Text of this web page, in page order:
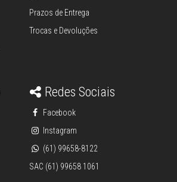
Prazos de Entrega
Trocas e Devoluções
Redes Sociais
Facebook
Instagram
(61) 99658-8122
SAC (61) 99658 1061